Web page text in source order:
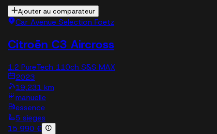
Ajouter au comparateur
Car Avenue Selection Foetz
Citroën C3 Aircross
1.2 PureTech 110ch S&S MAX
2023
19,231 km
manuelle
essence
5 sieges
15 990 €